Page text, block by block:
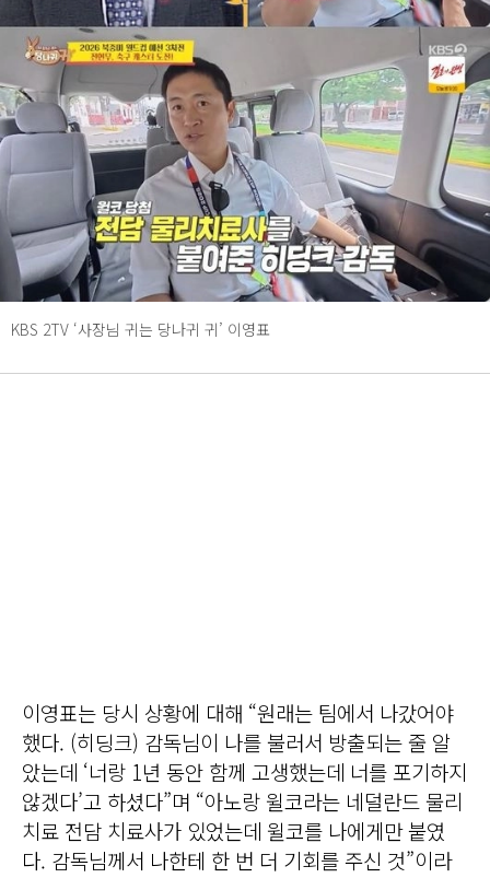
KBS 2TV ‘사장님 귀는 당나귀 귀’ 이영표
이영표는 당시 상황에 대해 “원래는 팀에서 나갔어야
했다. (히딩크) 감독님이 나를 불러서 방출되는 줄 알
았는데 ‘너랑 1년 동안 함께 고생했는데 너를 포기하지
않겠다’고 하셨다”며 “아노랑 윌코라는 네덜란드 물리
치료 전담 치료사가 있었는데 윌코를 나에게만 붙였
다. 감독님께서 나한테 한 번 더 기회를 주신 것”이라